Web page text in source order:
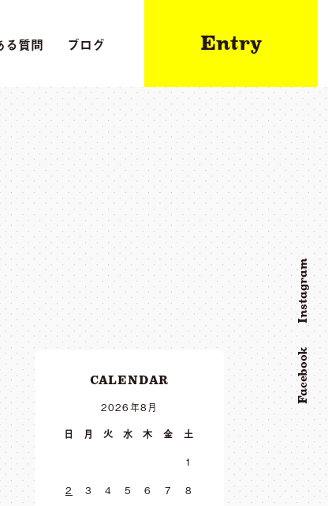
る質問 ブログ Entry
CALENDAR
2026年8月
日
月 火 水 木 金
土
1
2
3 4 5 6 7
8
Facebook
Instagram